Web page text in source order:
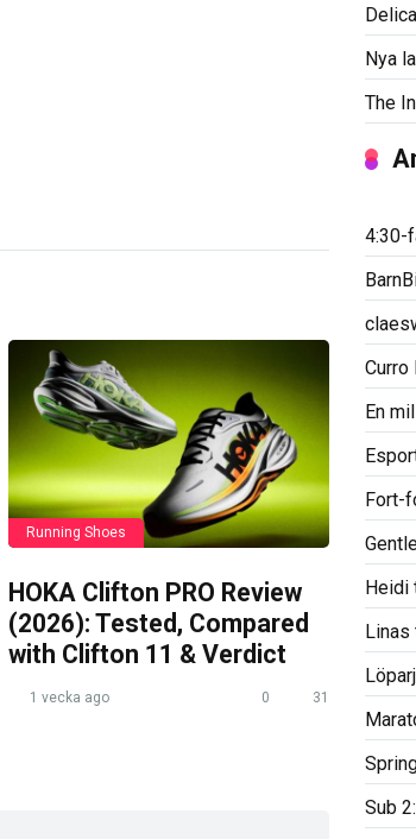
Running Shoes
HOKA Clifton PRO Review
(2026): Tested, Compared
with Clifton 11 & Verdict
1 vecka ago 0 31
Nya
The
4:30-
Curro
En
Fort-
Heidi
Linas
Sub